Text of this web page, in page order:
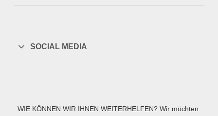
SOCIAL MEDIA
WIE KÖNNEN WIR IHNEN WEITERHELFEN? Wir möchten